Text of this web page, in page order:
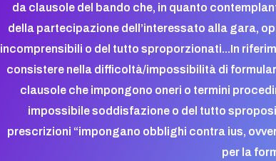
da clausole del bando che, in quanto
della partecipazione dell’interessato alla gara,
incomprensibili o del tutto sproporzionati...In
consistere nella difficoltà/impossibilità di
clausole che impongono oneri o termini
impossibile soddisfazione o del tutto
prescrizioni “impongano obblighi contra ius,
per la